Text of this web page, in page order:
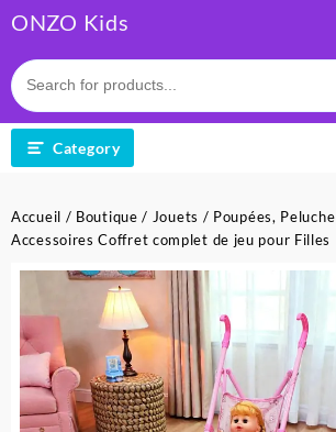
to
content
ONZO Kids
Category
Accueil / Boutique / Jouets / Poupées, Peluche
Accessoires Coffret complet de jeu pour Filles